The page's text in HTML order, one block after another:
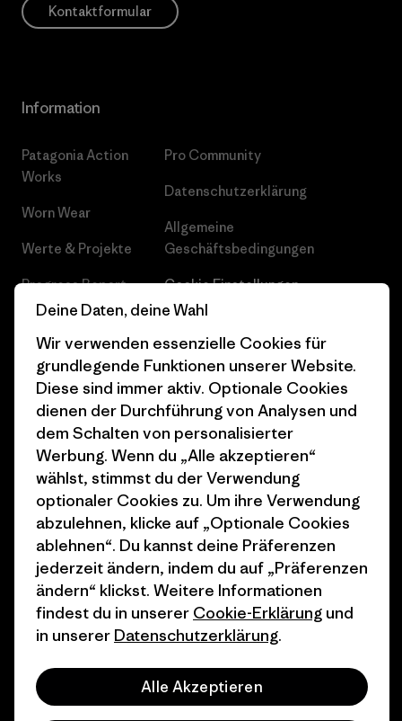
Kontaktformular
Information
Patagonia Action
Works
Worn Wear
Werte & Projekte
Progress Report
Business Unusual
Klimaziele
1% For The Planet
Wie wir finanzieren
Geschenkgutscheine
Stores in deiner
Nähe
Pro Community
Datenschutzerklärung
Allgemeine
Geschäftsbedingungen
Cookie Einstellungen
Karriere
Pressekontakt
Industry program
Affiliate-Programm
Patagonia Deutschland
Seitenverzeichnis
© 2026 Patagonia, Inc. All Rights Reserved.
Deine Daten, deine Wahl
Wir verwenden essenzielle Cookies für
grundlegende Funktionen unserer Website.
Diese sind immer aktiv. Optionale Cookies
dienen der Durchführung von Analysen und
dem Schalten von personalisierter
Werbung. Wenn du „Alle akzeptieren“
wählst, stimmst du der Verwendung
optionaler Cookies zu. Um ihre Verwendung
abzulehnen, klicke auf „Optionale Cookies
ablehnen“. Du kannst deine Präferenzen
jederzeit ändern, indem du auf „Präferenzen
ändern“ klickst. Weitere Informationen
findest du in unserer Cookie-Erklärung und
in unserer Datenschutzerklärung.
Alle Akzeptieren